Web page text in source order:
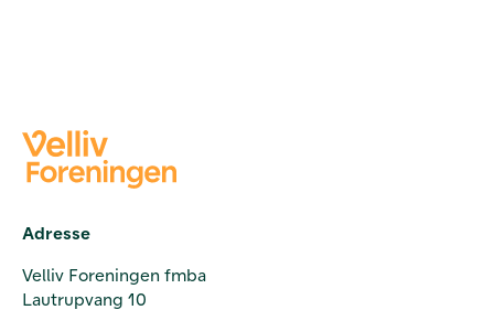
Adresse
Velliv Foreningen fmba
Lautrupvang 10